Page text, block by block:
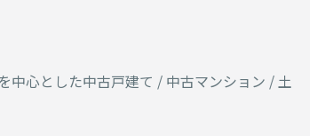
中心とした中古戸建て / 中古マンション / 土